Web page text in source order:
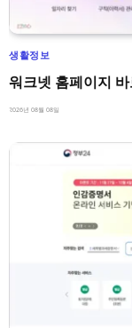
생활정보
워크넷 홈페이지
2026년 08월 08일